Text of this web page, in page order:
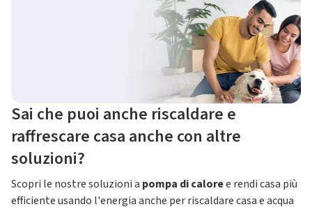
Sai che puoi anche riscaldare e
raffrescare casa anche con altre
soluzioni?
Scopri le nostre soluzioni a pompa di caloree rendi casa più
efficiente usando l'energia anche per riscaldare casa e acqua